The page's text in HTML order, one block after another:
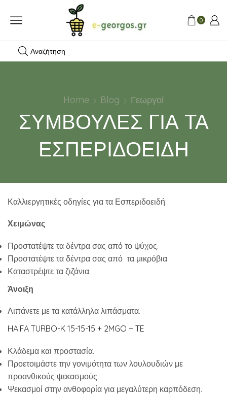
0
Αναζήτηση
Home Blog Γεωργοί
ΣΥΜΒΟΥΛΕΣ ΓΙΑ ΤΑ
ΕΣΠΕΡΙΔΟΕΙΔΗ
Καλλιεργητικές οδηγίες για τα Εσπεριδοειδή:
Χειμώνας
Προστατέψτε τα δέντρα σας από το ψύχος.
Προστατέψτε τα δέντρα σας από τα μικρόβια.
Καταστρέψτε τα ζιζάνια.
Άνοιξη
Λιπάνετε με τα κατάλληλα λιπάσματα.
HAIFA TURBO-K 15-15-15 + 2MGO + TE
Κλάδεμα και προστασία.
Προετοιμάστε την γονιμότητα των λουλουδιών με
προανθικούς ψεκασμούς.
Ψεκασμοί στην ανθοφορία για μεγαλύτερη καρπόδεση.